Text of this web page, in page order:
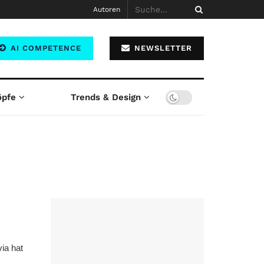
Autoren
AI COMPETENCE NEWSLETTER
Trends & Design
hat